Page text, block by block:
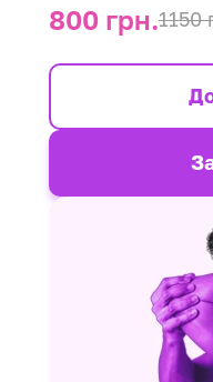
800 грн.1150